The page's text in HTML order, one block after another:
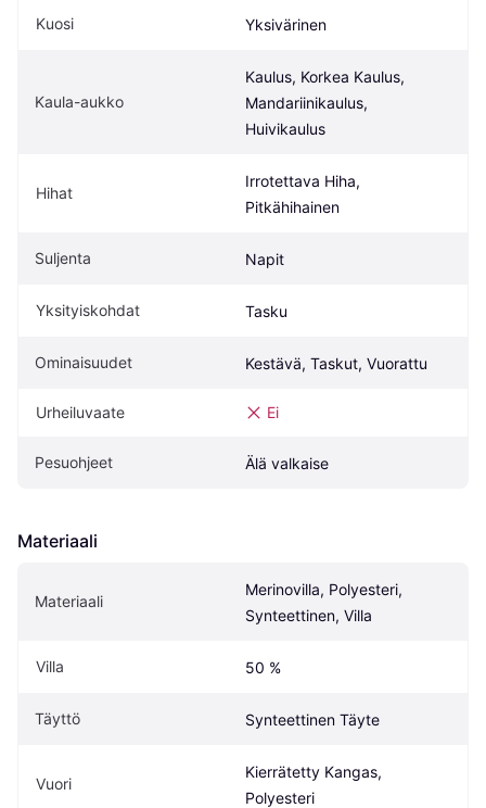
Kuosi Yksivärinen
Kaula-aukko
Kaulus, Korkea Kaulus,
Mandariinikaulus,
Huivikaulus
Hihat
Irrotettava Hiha,
Pitkähihainen
Suljenta Napit
Yksityiskohdat Tasku
Ominaisuudet Kestävä, Taskut, Vuorattu
Urheiluvaate Ei
Pesuohjeet Älä valkaise
Materiaali
Materiaali
Merinovilla, Polyesteri,
Synteettinen, Villa
Villa 50 %
Täyttö Synteettinen Täyte
Vuori
Kierrätetty Kangas,
Polyesteri